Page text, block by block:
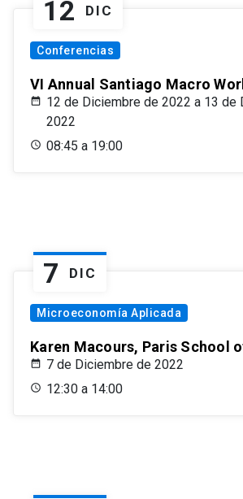
12 DIC
Conferencias
VI Annual Santiago Macro
12 de Diciembre de 2022 a 13 de
2022
08:45 a 19:00
7 DIC
Microeconomía Aplicada
Karen Macours, Paris School
7 de Diciembre de 2022
12:30 a 14:00